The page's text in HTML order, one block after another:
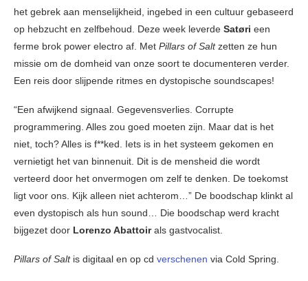
het gebrek aan menselijkheid, ingebed in een cultuur gebaseerd
op hebzucht en zelfbehoud. Deze week leverde Satøri een
ferme brok power electro af. Met Pillars of Saltzetten ze hun
missie om de domheid van onze soort te documenteren verder.
Een reis door slijpende ritmes en dystopische soundscapes!
“Een afwijkend signaal. Gegevensverlies. Corrupte
programmering. Alles zou goed moeten zijn. Maar dat is het
niet, toch? Alles is f**ked. Iets is in het systeem gekomen en
vernietigt het van binnenuit. Dit is de mensheid die wordt
verteerd door het onvermogen om zelf te denken. De toekomst
ligt voor ons. Kijk alleen niet achterom…” De boodschap klinkt al
even dystopisch als hun sound… Die boodschap werd kracht
bijgezet door Lorenzo Abattoirals gastvocalist.
Pillars of Salt is digitaal en op cd verschenen via Cold Spring.